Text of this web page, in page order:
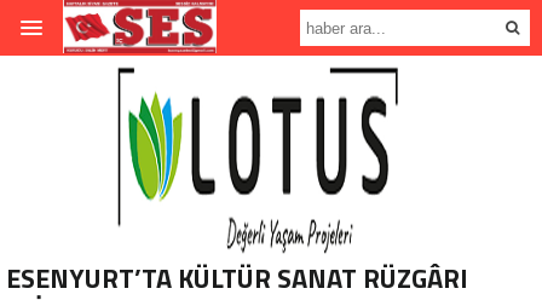
ESENYURT’TA KÜLTÜR SANAT RÜZGÂRI